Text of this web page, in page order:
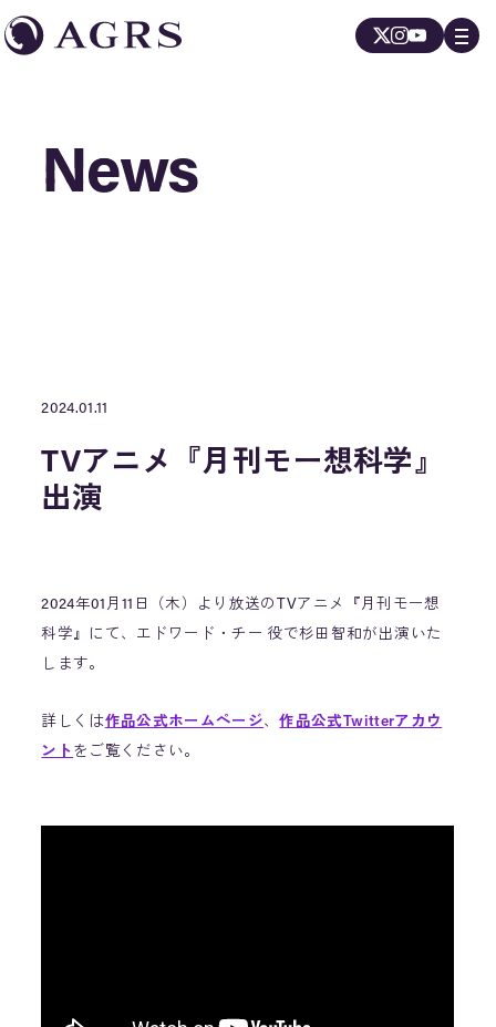
News
News
2024.01.11
TVアニメ『月刊モー想科学』
出演
2024年01月11日（木）より放送のTVアニメ『月刊モー想
科学』にて、エドワード・チー 役で杉田智和が出演いた
します。
詳しくは作品公式ホームページ、作品公式Twitterアカウ
ント をご覧ください。